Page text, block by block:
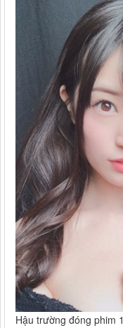
Hậu trường đóng phim